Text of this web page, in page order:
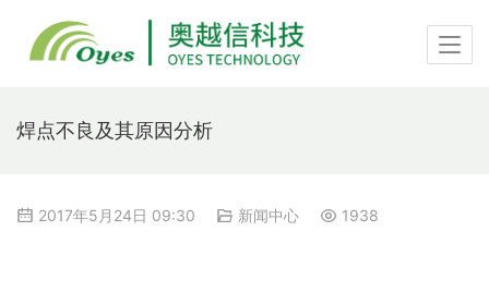
焊点不良及其原因分析
2017年5月24日 09:30 新闻中心 1938